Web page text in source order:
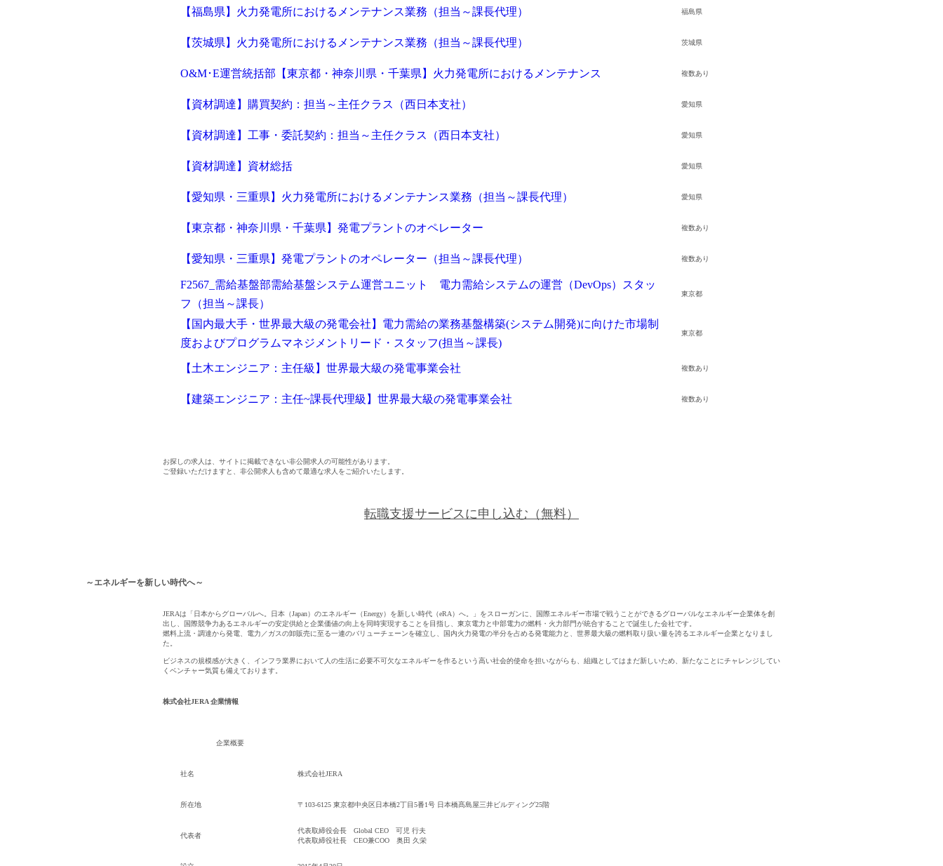
メディカル（医薬品・CRO・医療機器） 医療・介護・福祉
【福島県】火力発電所におけるメンテナンス業務（担当～課長代理） 福島県
【茨城県】火力発電所におけるメンテナンス業務（担当～課長代理） 茨城県
O&M･E運営統括部【東京都・神奈川県・千葉県】火力発電所におけるメンテナンス 複数あり
【資材調達】購買契約：担当～主任クラス（西日本支社） 愛知県
【資材調達】工事・委託契約：担当～主任クラス（西日本支社） 愛知県
【資材調達】資材総括 愛知県
【愛知県・三重県】火力発電所におけるメンテナンス業務（担当～課長代理） 愛知県
【東京都・神奈川県・千葉県】発電プラントのオペレーター 複数あり
【愛知県・三重県】発電プラントのオペレーター（担当～課長代理） 複数あり
F2567_需給基盤部需給基盤システム運営ユニット 電力需給システムの運営（DevOps）スタッ
フ（担当～課長）
東京都
【国内最大手・世界最大級の発電会社】電力需給の業務基盤構築(システム開発)に向けた市場制
度およびプログラムマネジメントリード・スタッフ(担当～課長)
東京都
【土木エンジニア：主任級】世界最大級の発電事業会社 複数あり
【建築エンジニア：主任~課長代理級】世界最大級の発電事業会社 複数あり
お探しの求人は、サイトに掲載できない非公開求人の可能性があります。
ご登録いただけますと、非公開求人も含めて最適な求人をご紹介いたします。
転職支援サービスに申し込む （無料）
～エネルギーを新しい時代へ～
JERAは「日本からグローバルへ。日本（Japan）のエネルギー（Energy）を新しい時代（eRA）へ。」をスローガンに、国際エネルギー市場で戦うことができるグローバルなエネルギー企業体を創
出し、国際競争力あるエネルギーの安定供給と企業価値の向上を同時実現することを目指し、東京電力と中部電力の燃料・火力部門が統合することで誕生した会社です。
燃料上流・調達から発電、電力／ガスの卸販売に至る一連のバリューチェーンを確立し、国内火力発電の半分を占める発電能力と、世界最大級の燃料取り扱い量を誇るエネルギー企業となりまし
た。
ビジネスの規模感が大きく、インフラ業界において人の生活に必要不可欠なエネルギーを作るという高い社会的使命を担いながらも、組織としてはまだ新しいため、新たなことにチャレンジしてい
くベンチャー気質も備えております。
株式会社JERA 企業情報
企業概要
社名 株式会社JERA
所在地 〒103-6125 東京都中央区日本橋2丁目5番1号 日本橋髙島屋三井ビルディング25階
代表者
代表取締役会長 Global CEO 可児 行夫
代表取締役社長 CEO兼COO 奥田 久栄
閉じる